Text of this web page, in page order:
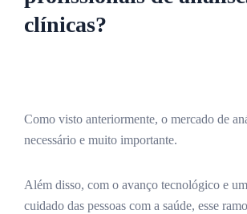
clínicas?
Como visto anteriormente, o mercado de
necessário e muito importante.
Além disso, com o avanço tecnológico e
cuidado das pessoas com a saúde, esse